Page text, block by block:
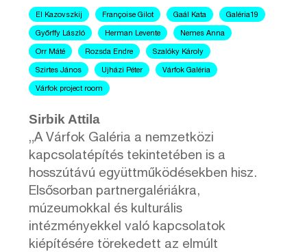
El Kazovszkij Françoise Gilot Gaál Kata Galéria19
Győrffy László Herman Levente Nemes Anna
Orr Máté Rozsda Endre Szalóky Károly
Szirtes János Ujházi Péter Várfok Galéria
Várfok project room
Sirbik Attila
„A Várfok Galéria a nemzetközi
kapcsolatépítés tekintetében is a
hosszútávú együttműködésekben hisz.
Elsősorban partnergalériákra,
múzeumokkal és kulturális
intézményekkel való kapcsolatok
kiépítésére törekedett az elmúlt